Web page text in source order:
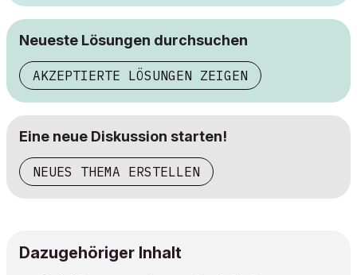
Neueste Lösungen durchsuchen
AKZEPTIERTE LÖSUNGEN ZEIGEN
Eine neue Diskussion starten!
NEUES THEMA ERSTELLEN
Dazugehöriger Inhalt